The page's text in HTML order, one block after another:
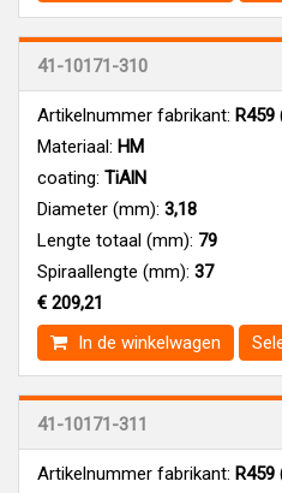
41-10171-310
Artikelnummer fabrikant: R459
Materiaal: HM
coating: TiAlN
Diameter (mm): 3,18
Lengte totaal (mm): 79
Spiraallengte (mm): 37
€ 209,21
In de winkelwagen
41-10171-311
Artikelnummer fabrikant: R459